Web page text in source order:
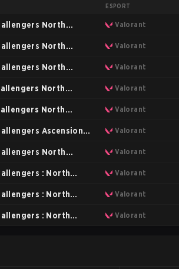
ESPORT
Valorant
North Valorant
North Valorant
North Valorant
North Valorant
Ascension: Valorant
North Valorant
: North Valorant
: North
Cup
Valorant
: North Valorant